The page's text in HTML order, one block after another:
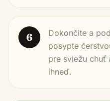
6
Dokončite a
posypte
pre sviežu chuť
ihneď.